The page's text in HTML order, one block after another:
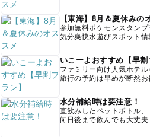
【東海】8月＆夏休みの
参加無料ポケモンスタンプ
気分爽快水遊びスポット情
いこーよおすすめ【早割
ファミリー向け人気ホテル
旅行の予約は早めが断然お
水分補給時は要注意！
直飲みしたペットボトル、
何日後まで飲んでも大丈夫